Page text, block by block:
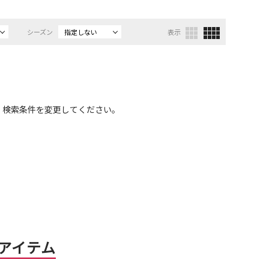
シーズン 指定しない 表示
索条件を変更してください。
イテム